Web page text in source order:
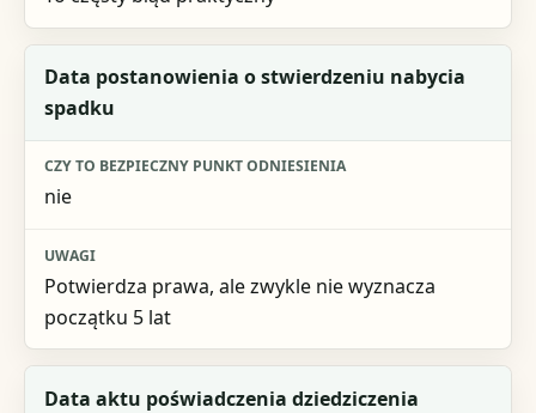
Data postanowienia o stwierdzeniu nabycia
spadku
nie
Potwierdza prawa, ale zwykle nie wyznacza
początku 5 lat
Data aktu poświadczenia dziedziczenia